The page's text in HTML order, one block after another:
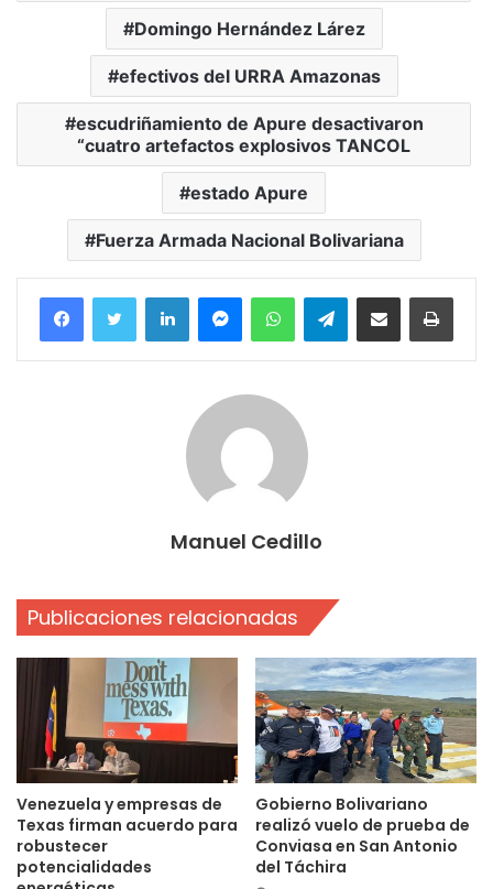
Domingo Hernández Lárez
efectivos del URRA Amazonas
escudriñamiento de Apure desactivaron
“cuatro artefactos explosivos TANCOL
estado Apure
Fuerza Armada Nacional Bolivariana
FacebookTwitter LinkedInMessengerWhatsAppTelegramCompartir por correo electrónico
Manuel Cedillo
Publicaciones relacionadas
Venezuela y empresas de
Texas firman acuerdo para
robustecer
potencialidades
Gobierno Bolivariano
realizó vuelo de prueba de
Conviasa en San Antonio
del Táchira